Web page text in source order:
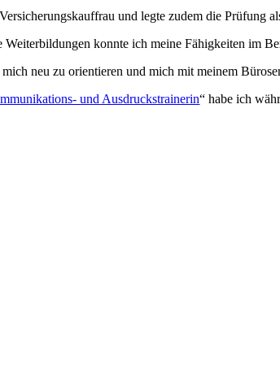
und legte zudem die Prüfung
konnte ich meine Fähigkeiten im
neu zu orientieren und mich mit meinem
und Ausdruckstrainerin“ habe ich